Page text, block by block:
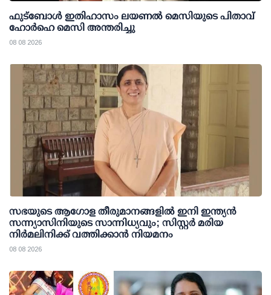
ഫുട്ബോൾ ഇതിഹാസം ലയണൽ മെസിയുടെ പിതാവ്
ഹോർഹെ മെസി അന്തരിച്ചു
08 08 2026
സഭയുടെ ആഗോള തീരുമാനങ്ങളിൽ ഇനി ഇന്ത്യൻ
സന്ന്യാസിനിയുടെ സാന്നിധ്യവും; സിസ്റ്റർ മരിയ
നിർമലിനിക്ക് വത്തിക്കാൻ നിയമനം
08 08 2026